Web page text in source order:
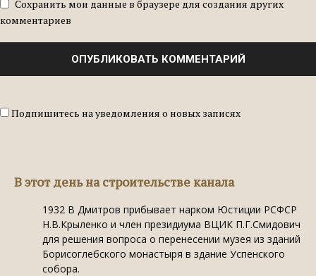
Сохранить мои данные в браузере для создания других
комментариев
Подпишитесь на уведомления о новых записях
В этот день на строительстве канала
1932 В Дмитров прибывает нарком Юстиции РСФСР
Н.В.Крыленко и член президиума ВЦИК П.Г.Смидович
для решения вопроса о перенесении музея из зданий
Борисоглебского монастыря в здание Успенского
собора.